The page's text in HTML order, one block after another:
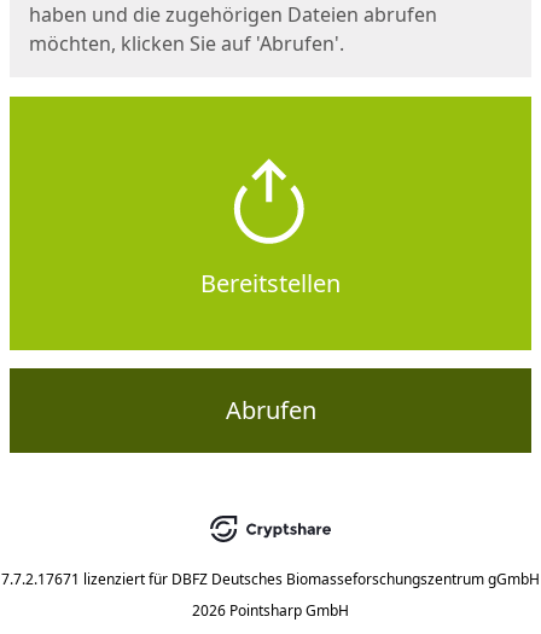
haben und die zugehörigen Dateien abrufen
möchten, klicken Sie auf 'Abrufen'.
Bereitstellen
Abrufen
7.7.2.17671 lizenziert für DBFZ Deutsches Biomasseforschungszentrum gGmbH
2026 Pointsharp GmbH